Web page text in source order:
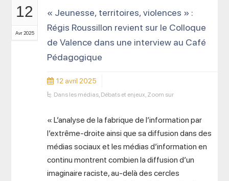
12
Avr 2025
« Jeunesse, territoires, violences » :
Régis Roussillon revient sur le Colloque
de Valence dans une interview au Café
Pédagogique
12 avril 2025
Dans les médias, Débats et enjeux, Zoom sur
« L’analyse de la fabrique de l’information par
l’extrême-droite ainsi que sa diffusion dans des
médias sociaux et les médias d’information en
continu montrent combien la diffusion d’un
imaginaire raciste, au-delà des cercles